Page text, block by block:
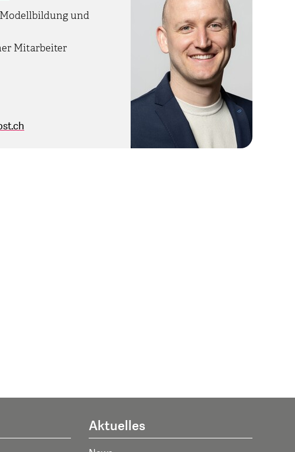
und
Mitarbeiter
Aktuelles